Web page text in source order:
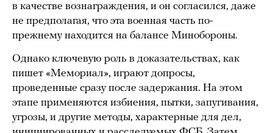
в качестве вознаграждения, и он согласился, даже
не предполагая, что эта военная часть по-
прежнему находится на балансе Минобороны.
Однако ключевую роль в доказательствах, как
пишет «Мемориал», играют допросы,
проведенные сразу после задержания. На этом
этапе применяются избиения, пытки, запугивания,
угрозы, и другие методы, характерные для дел,